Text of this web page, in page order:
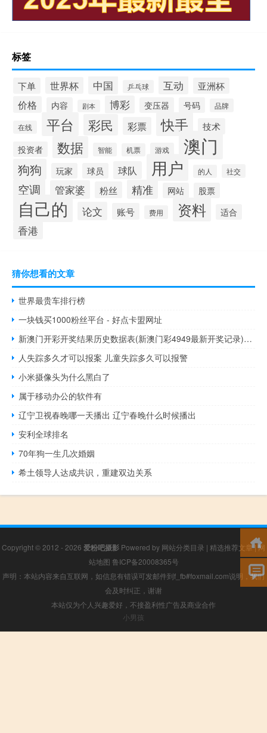
标签
下单 世界杯 中国 乒乓球 互动 亚洲杯
价格 内容 剧本 博彩 变压器 号码 品牌
在线 平台 彩民 彩票 快手 技术
投资者 数据 智能 机票 游戏 澳门
狗狗 玩家 球员 球队 用户 的人 社交
空调 管家婆 粉丝 精准 网站 股票
自己的 论文 账号 费用 资料 适合
香港
猜你想看的文章
世界最贵车排行榜
一块钱买1000粉丝平台 - 好点卡盟网址
新澳门开彩开奖结果历史数据表(新澳门彩4949最新开奖记录)--最新答案解释落实--安装版v990.534
人失踪多久才可以报案 儿童失踪多久可以报警
小米摄像头为什么黑白了
属于移动办公的软件有
辽宁卫视春晚哪一天播出 辽宁春晚什么时候播出
安利全球排名
70年狗一生几次婚姻
希土领导人达成共识，重建双边关系
Copyright © 2012 - 2026 爱粉吧摄影 Powered by 网站分类目录 | 精选推荐文章|网
站地图 鲁ICP备20008365号
声明：本站内容来自互联网，如信息有错误可发邮件到f_fb#foxmail.com说明，我们
会及时纠正，谢谢
本站仅为个人兴趣爱好，不接盈利性广告及商业合作
小男孩